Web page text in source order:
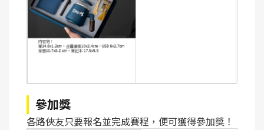
參加獎
各路俠友只要報名並完成賽程，便可獲得參加獎！